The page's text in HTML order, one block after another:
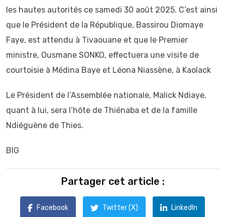
les hautes autorités ce samedi 30 août 2025. C’est ainsi
que le Président de la République, Bassirou Diomaye
Faye, est attendu à Tivaouane et que le Premier
ministre, Ousmane SONKO, effectuera une visite de
courtoisie à Médina Baye et Léona Niassène, à Kaolack
Le Président de l’Assemblée nationale, Malick Ndiaye,
quant à lui, sera l’hôte de Thiénaba et de la famille
Ndiéguène de Thies.
BIG
Partager cet article :
Facebook Twitter (X) LinkedIn